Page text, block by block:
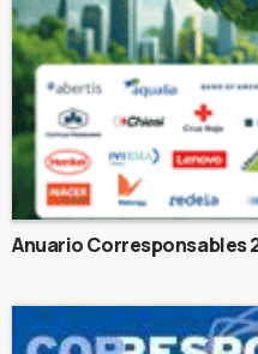
Anuario Corresponsables